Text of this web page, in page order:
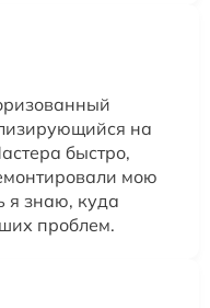
на
быстро,
мою
я знаю, куда
проблем.